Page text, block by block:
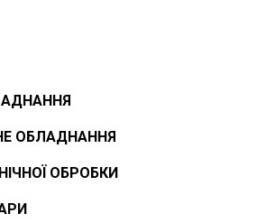
ОБЛАДНАННЯ
ОБРОБКИ